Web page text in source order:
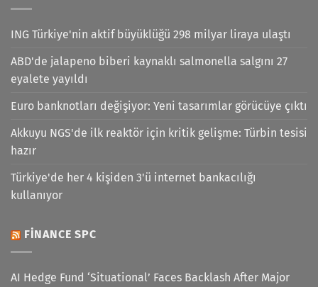
ING Türkiye'nin aktif büyüklüğü 298 milyar liraya ulaştı
ABD'de jalapeno biberi kaynaklı salmonella salgını 27
eyalete yayıldı
Euro banknotları değişiyor: Yeni tasarımlar görücüye çıktı
Akkuyu NGS'de ilk reaktör için kritik gelişme: Türbin tesisi
hazır
Türkiye'de her 4 kişiden 3'ü internet bankacılığı
kullanıyor
FINANCE SPC
AI Hedge Fund ‘Situational’ Faces Backlash After Major